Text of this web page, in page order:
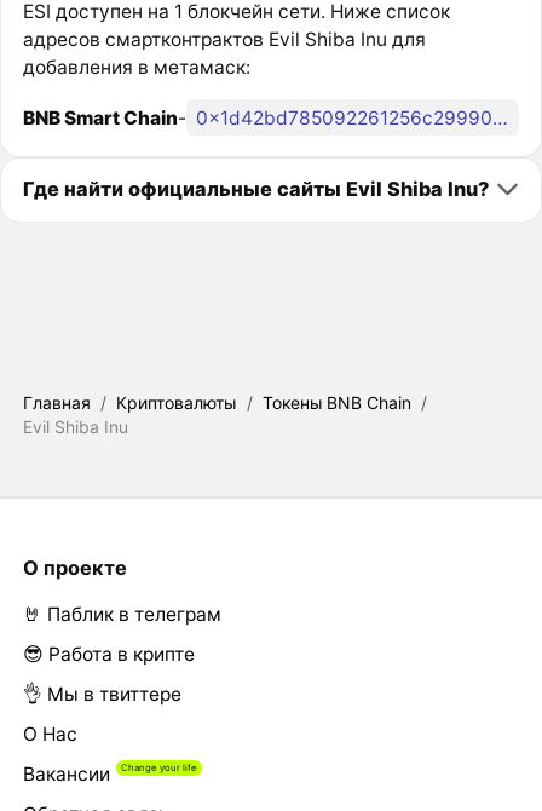
ESI доступен на 1 блокчейн сети. Ниже список
адресов смартконтрактов Evil Shiba Inu для
добавления в метамаск:
BNB Smart Chain- 0x1d42bd785092261256c29990e029b8b79611d705
Где найти официальные сайты Evil Shiba Inu?
Главная / Криптовалюты / Токены BNB Chain /
Evil Shiba Inu
О проекте
🤘 Паблик в телеграм
😎 Работа в крипте
👌 Мы в твиттере
О Нас
Вакансии